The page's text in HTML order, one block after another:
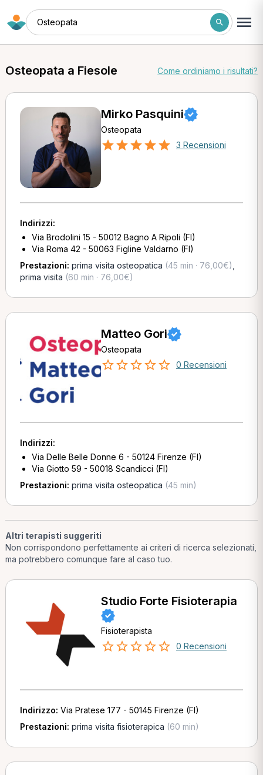
Osteopata
Osteopata a Fiesole Come ordiniamo i risultati?
Mirko Pasquini
Osteopata
3 Recensioni
Indirizzi:
Via Brodolini 15 - 50012 Bagno A Ripoli (FI)
Via Roma 42 - 50063 Figline Valdarno (FI)
Prestazioni: prima visita osteopatica (45 min · 76,00€)
prima visita (60 min · 76,00€)
Matteo Gori
Osteopata
0 Recensioni
Indirizzi:
Via Delle Belle Donne 6 - 50124 Firenze (FI)
Via Giotto 59 - 50018 Scandicci (FI)
Prestazioni: prima visita osteopatica (45 min)
Altri terapisti suggeriti
Non corrispondono perfettamente ai criteri di ricerca selezionati,
ma potrebbero comunque fare al caso tuo.
Studio Forte Fisioterapia
Fisioterapista
0 Recensioni
Indirizzo: Via Pratese 177 - 50145 Firenze (FI)
Prestazioni: prima visita fisioterapica (60 min)